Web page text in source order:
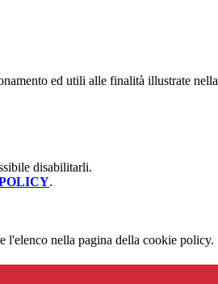
ed utili alle finalità illustrate nella
disabilitarli.
.
l'elenco nella pagina della cookie policy.